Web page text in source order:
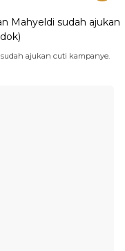
ajukan cuti kampanye.